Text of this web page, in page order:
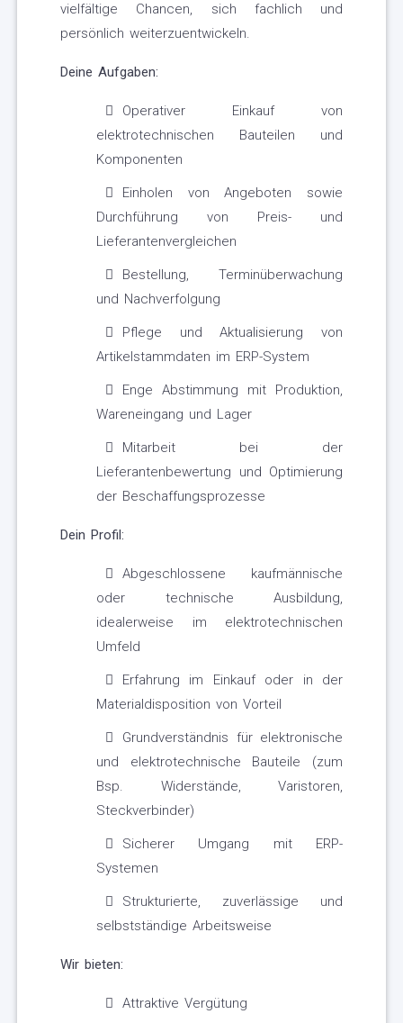
vielfältige Chancen, sich fachlich und
persönlich weiterzuentwickeln.
Deine Aufgaben:
Operativer Einkauf von
elektrotechnischen Bauteilen und
Komponenten
Einholen von Angeboten sowie
Durchführung von Preis- und
Lieferantenvergleichen
Bestellung, Terminüberwachung
und Nachverfolgung
Pflege und Aktualisierung von
Artikelstammdaten im ERP-System
Enge Abstimmung mit Produktion,
Wareneingang und Lager
Mitarbeit bei der
Lieferantenbewertung und Optimierung
der Beschaffungsprozesse
Dein Profil:
Abgeschlossene kaufmännische
oder technische Ausbildung,
idealerweise im elektrotechnischen
Umfeld
Erfahrung im Einkauf oder in der
Materialdisposition von Vorteil
Grundverständnis für elektronische
und elektrotechnische Bauteile (zum
Bsp. Widerstände, Varistoren,
Steckverbinder)
Sicherer Umgang mit ERP-
Systemen
Strukturierte, zuverlässige und
selbstständige Arbeitsweise
Wir bieten:
Attraktive Vergütung